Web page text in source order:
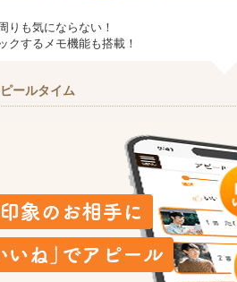
りも気にならない！
クするメモ機能も搭載！
ールタイム